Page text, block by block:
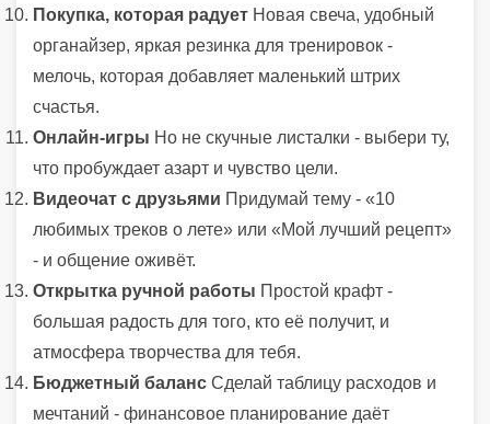
Покупка, которая радует Новая свеча, удобный
органайзер, яркая резинка для тренировок -
мелочь, которая добавляет маленький штрих
счастья.
Онлайн‑игры Но не скучные листалки - выбери ту,
что пробуждает азарт и чувство цели.
Видеочат с друзьями Придумай тему - «10
любимых треков о лете» или «Мой лучший рецепт»
- и общение оживёт.
Открытка ручной работы Простой крафт -
большая радость для того, кто её получит, и
атмосфера творчества для тебя.
Бюджетный баланс Сделай таблицу расходов и
мечтаний - финансовое планирование даёт